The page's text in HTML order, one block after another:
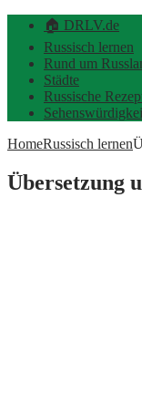
🏠 DRLV.de
Russisch lernen
Rund um
Städte
Russische
HomeRussisch lernen
Übersetzung